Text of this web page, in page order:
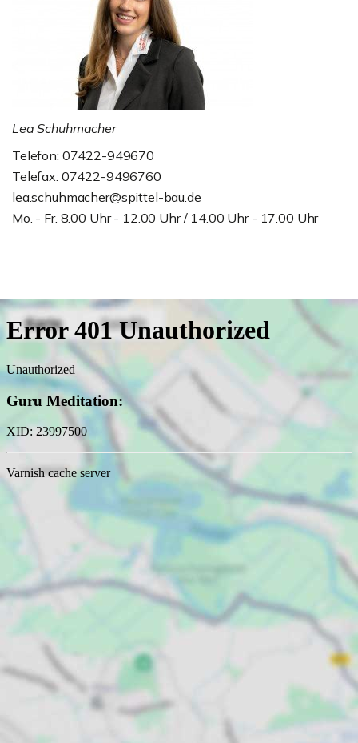
Lea Schuhmacher
Telefon: 07422-949670
Telefax: 07422-9496760
lea.schuhmacher@spittel-bau.de
Mo. - Fr. 8.00 Uhr - 12.00 Uhr / 14.00 Uhr - 17.00 Uhr